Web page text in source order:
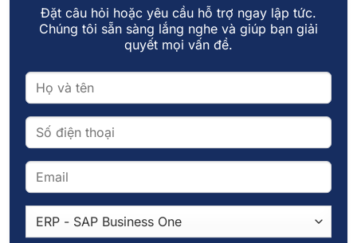
Bên cạnh việc quản lý, công nghệ còn giúp
doanh nghiệp khai thác giá trị từ dữ liệu thông
qua các công cụ phân tích và dự báo. Khi mọi
thứ được lưu trữ đầy đủ và có cấu trúc rõ ràng,
doanh nghiệp có thể sử dụng các nền tảng phân
tích để nhận diện xu hướng thị trường, dự báo
nhu cầu khách hàng và tối ưu hóa hoạt động
Những khả năng này giúp doanh nghiệp không
còn chủ động xây dựng chiến lược phát triển
Đặt câu hỏi hoặc yêu cầu hỗ trợ ngay lập tức.
Chúng tôi sẵn sàng lắng nghe và giúp bạn giải
quyết mọi vấn đề.